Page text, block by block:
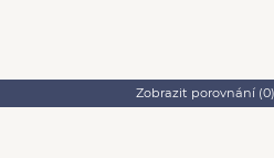
Zobrazit porovnání (0)